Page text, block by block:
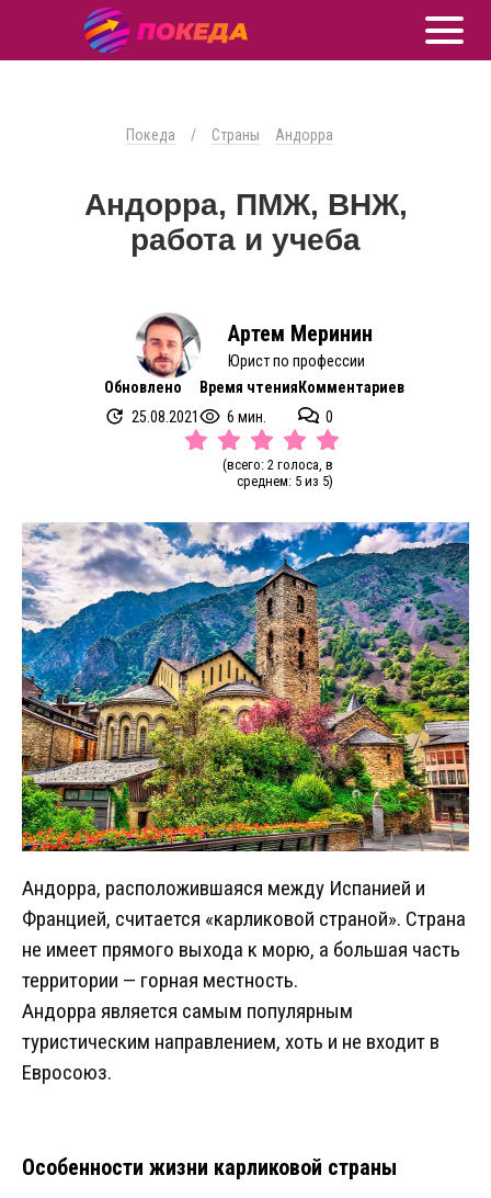
Покеда / Страны Андорра
Андорра, ПМЖ, ВНЖ,
работа и учеба
Артем Меринин
Юрист по профессии
Обновлено
25.08.2021
Время чтения
6 мин.
Комментариев
0
(всего: 2 голоса, в
среднем: 5 из 5)
Андорра, расположившаяся между Испанией и
Францией, считается «карликовой страной». Страна
не имеет прямого выхода к морю, а большая часть
территории — горная местность.
Андорра является самым популярным
туристическим направлением, хоть и не входит в
Евросоюз.
Особенности жизни карликовой страны